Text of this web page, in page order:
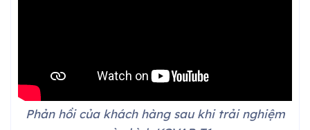
Phản hồi của khách hàng sau khi trải nghiệm